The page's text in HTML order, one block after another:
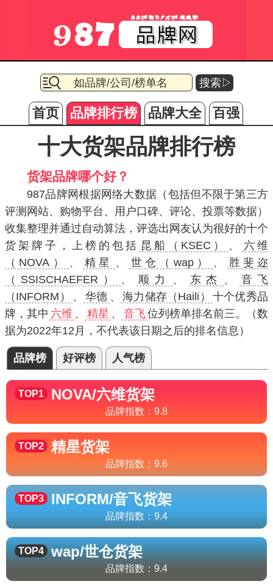
搜索▷
首页 品牌排行榜 品牌大全 百强
十大货架品牌排行榜
货架品牌哪个好？
987品牌网根据网络大数据（包括但不限于第三方
评测网站、购物平台、用户口碑、评论、投票等数据）
收集整理并通过自动算法，评选出网友认为很好的十个
货架牌子，上榜的包括 昆船（KSEC） 、
六维
（NOVA）
、 精星 、 世仓（wap） 、
胜斐迩
（SSISCHAEFER）
、 顺力 、 东杰 、
音飞
（INFORM）
、 华德 、 海力储存（Haili）
十个优秀品
牌，其中 六维 、 精星 、 音飞位列榜单排名前三。（数
据为2022年12月，不代表该日期之后的排名信息）
品牌榜 好评榜 人气榜
TOP1 NOVA/六维货架
品牌指数： 9.8
TOP2 精星货架
品牌指数： 9.6
TOP3 INFORM/音飞货架
品牌指数： 9.4
TOP4 wap/世仓货架
品牌指数： 9.4